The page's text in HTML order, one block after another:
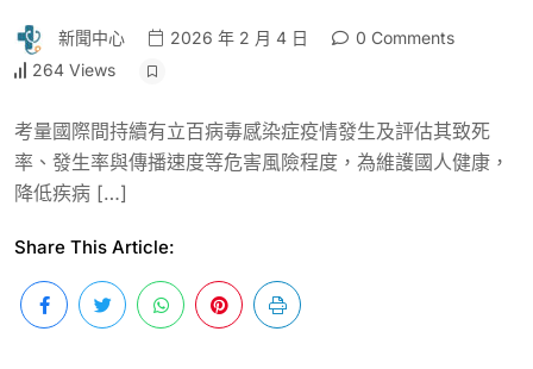
新聞中心 2026 年 2 月 4 日
0 Comments
264 Views
考量國際間持續有立百病毒感染症疫情發生及評估其致死
率、發生率與傳播速度等危害風險程度，為維護國人健康，
降低疾病 […]
Share This Article: